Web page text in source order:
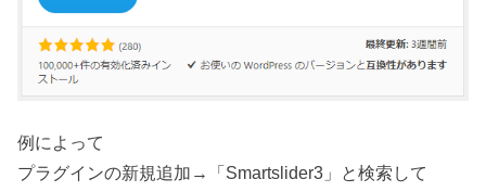
例によって
プラグインの新規追加→「Smartslider3」と検索して